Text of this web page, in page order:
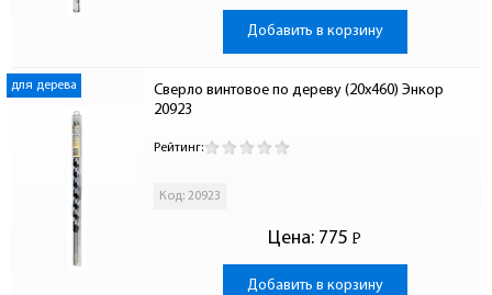
Добавить в корзину
для дерева
Сверло винтовое по дереву (20x460) Энкор
20923
Рейтинг:
Код: 20923
Цена: 775 Р
-
Добавить в корзину